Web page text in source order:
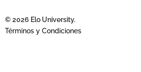
© 2026 Elo University.
Términos y Condiciones